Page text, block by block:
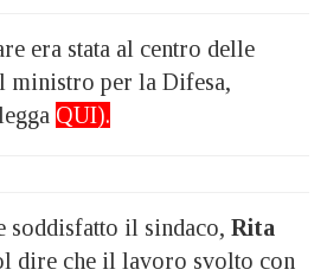
era stata al centro delle
ministro per la Difesa,
QUI).
soddisfatto il sindaco, Rita
dire che il lavoro svolto con